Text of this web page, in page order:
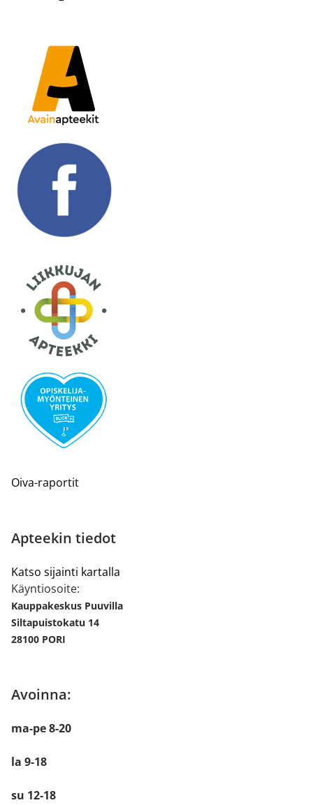
Oiva-raportit
Apteekin tiedot
Katso sijainti kartalla
Käyntiosoite:
Kauppakeskus Puuvilla
Siltapuistokatu 14
28100 PORI
Avoinna:
ma-pe 8-20
la 9-18
su 12-18